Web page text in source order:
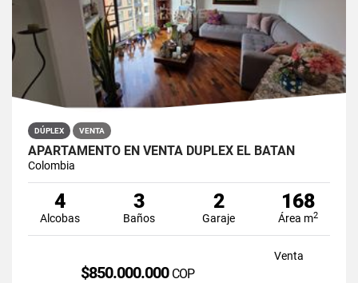
DÚPLEX VENTA
APARTAMENTO EN VENTA DÚPLEX EL BATÁN
Colombia
4
Alcobas
3
Baños
2
Garaje
168
Área m2
Venta
$850.000.000 COP